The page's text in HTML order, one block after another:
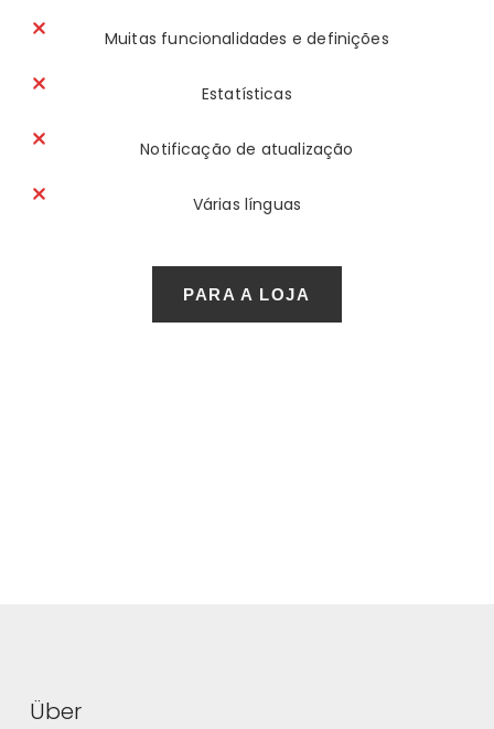
Muitas funcionalidades e definições
Estatísticas
Notificação de atualização
Várias línguas
PARA A LOJA
Über